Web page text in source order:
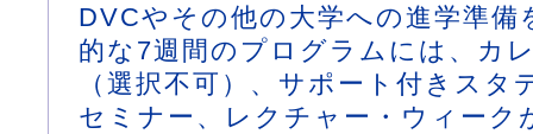
DVCやその他の大学への進学準備
的な7週間のプログラムには、カ
（選択不可）、サポート付きスタ
セミナー、レクチャー・ウィーク